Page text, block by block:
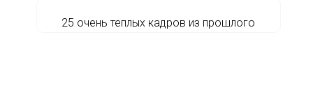
25 очень теплых кадров из прошлого